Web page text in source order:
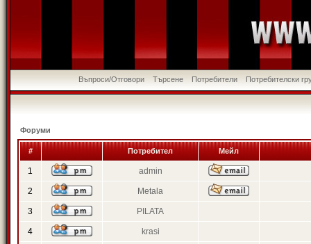
Въпроси/Отговори Търсене Потребители Потребителски
Форуми
# Потребител Мейл
1 admin
2 Metala
3 PILATA
4 krasi